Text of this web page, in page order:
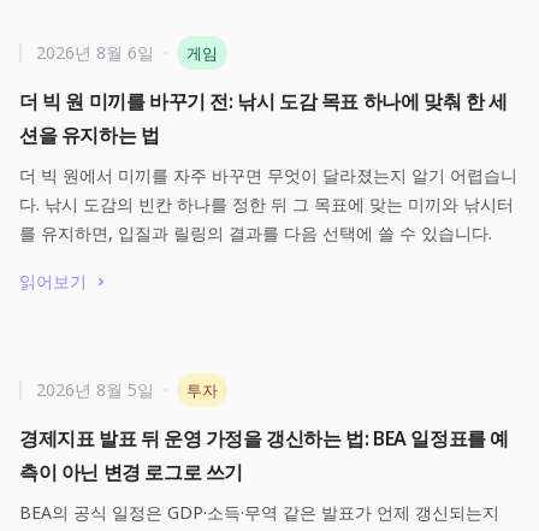
더 빅 원 미끼를 바꾸기 전: 낚시 도감 목표 하나에 맞춰 한 세
션을 유지하는 법
2026년 8월 6일 · 게임
더 빅 원에서 미끼를 자주 바꾸면 무엇이 달라졌는지 알기 어렵습니
다. 낚시 도감의 빈칸 하나를 정한 뒤 그 목표에 맞는 미끼와 낚시터
를 유지하면, 입질과 릴링의 결과를 다음 선택에 쓸 수 있습니다.
읽어보기
경제지표 발표 뒤 운영 가정을 갱신하는 법: BEA 일정표를 예
측이 아닌 변경 로그로 쓰기
2026년 8월 5일 · 투자
BEA의 공식 일정은 GDP·소득·무역 같은 발표가 언제 갱신되는지